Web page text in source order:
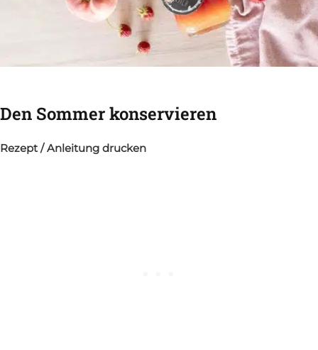
Den Sommer konservieren
Rezept / Anleitung drucken